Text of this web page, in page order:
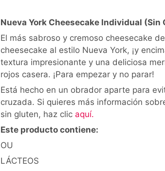
Nueva York Cheesecake Individual (Sin
El más sabroso y cremoso cheesecake
cheesecake al estilo Nueva York, ¡y
textura impresionante y una deliciosa
rojos casera. ¡Para empezar y no parar!
Está hecho en un obrador aparte para
cruzada. Si quieres más información
sin gluten, haz clic aquí.
Este producto contiene:
OU
LÁCTEOS